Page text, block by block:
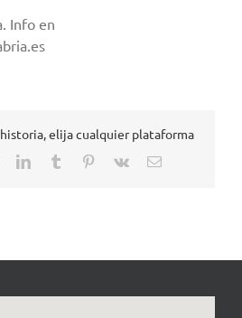
Info en
elija cualquier plataforma
LinkedInTumblr Pinterest
Vk
Correo